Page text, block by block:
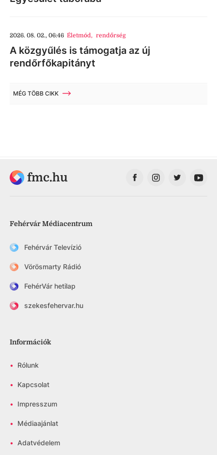
2026. 08. 02., 06:46 Életmód, rendőrség
A közgyűlés is támogatja az új
rendőrfőkapitányt
MÉG TÖBB CIKK
fmc.hu
Fehérvár Médiacentrum
Fehérvár Televízió
Vörösmarty Rádió
FehérVár hetilap
szekesfehervar.hu
Információk
• Rólunk
• Kapcsolat
• Impresszum
• Médiaajánlat
• Adatvédelem